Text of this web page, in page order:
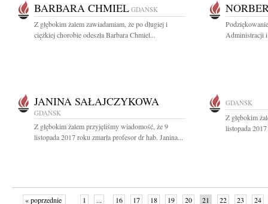
BARBARA CHMIEL GDAŃSK
Z głębokim żalem zawiadamiam, że po długiej i
ciężkiej chorobie odeszła Barbara Chmiel...
Administracji i
JANINA SAŁAJCZYKOWA
GDAŃSK
Z głębokim żalem przyjęliśmy wiadomość, że 9
listopada 2017 roku zmarła profesor dr hab. Janina...
GDAŃSK
Z głębokim
listopada
« poprzednie 1 ... 16 17 18 19 20 21 22 23 24